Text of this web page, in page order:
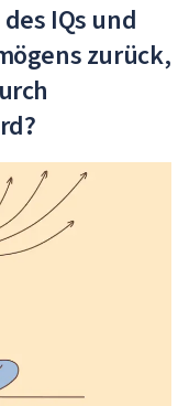
IQs und
zurück,